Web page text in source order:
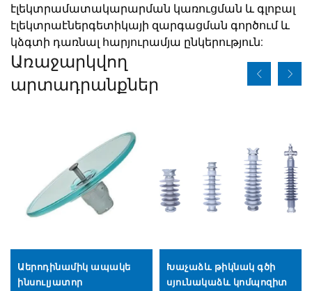
էլեկտրամատակարարման կառուցման և գլոբալ
էլեկտրաէներգետիկայի զարգացման գործում և
կձգտի դառնալ հարյուրամյա ընկերություն:
Առաջարկվող
արտադրանքներ
Աերոդինամիկ ապակե
ինսուլյատոր
Խաչաձև թիկնակ գծի
սյունակաձև կոմպոզիտ